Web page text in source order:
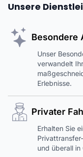
Unsere
Besondere
Unser
verwandelt
Erlebnisse.
Privater
Erhalten Sie
und überall in